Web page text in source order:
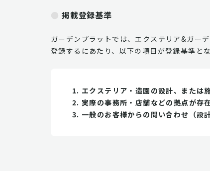
掲載登録基準
ガーデンプラットでは、エクステリア&ガー
登録するにあたり、以下の項目が登録基準とな
エクステリア・造園の設計、または
実際の事務所・店舗などの拠点が存
一般のお客様からの問い合わせ（設